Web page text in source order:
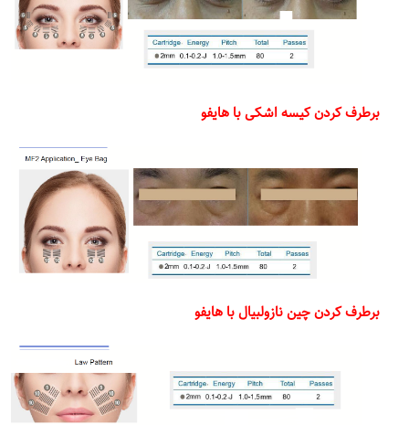
برطرف کردن کیسه اشکی با هایفو
برطرف کردن چین نازولبیال با هایفو